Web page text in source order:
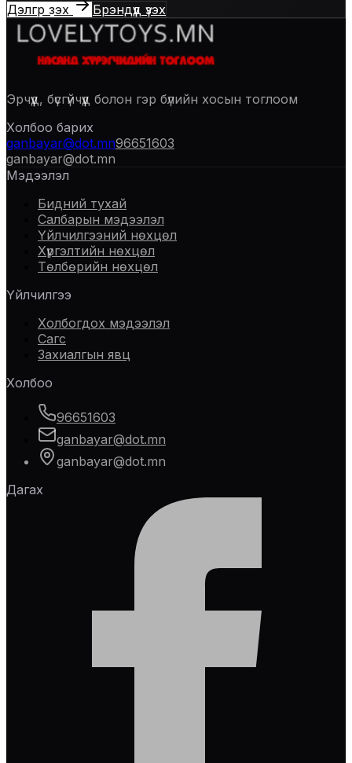
Дэлгүүр үзэх Брэндүүд үзэх
Эрчүүд, бүсгүйчүүд болон гэр бүлийн хосын тоглоом
Холбоо барих
ganbayar@dot.mn96651603
ganbayar@dot.mn
Мэдээлэл
Бидний тухай
Салбарын мэдээлэл
Үйлчилгээний нөхцөл
Хүргэлтийн нөхцөл
Төлбөрийн нөхцөл
Үйлчилгээ
Холбогдох мэдээлэл
Сагс
Захиалгын явц
Холбоо
96651603
ganbayar@dot.mn
ganbayar@dot.mn
Дагах